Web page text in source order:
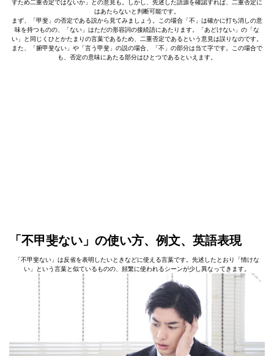
すため二重否定ではないか」との意見も。しかし、先述した語源を確認すれば、二重否定に
はあたらないと判断可能です。
まず、「甲斐」の否定である説から見てみましょう。この場合「不」は確かに打ち消しの意
味を持つものの、「ない」はただの形容詞の接続語にあたります。「あどけない」の「な
い」と同じくひとかたまりの言葉であるため、二重否定であるという意見は誤りなのです。
また、「腑甲斐ない」や「言う甲斐」の説の場合、「不」の部分は当て字です。この場合で
も、否定の意味にあたる部分はひとつであるといえます。
「不甲斐ない」の使い方、例文、英語表現
「不甲斐ない」は反省を表明したいときなどに使える言葉です。先述したとおり「情けな
い」という言葉と似ているものの、頻繁に使われるシーンが少し異なってきます。